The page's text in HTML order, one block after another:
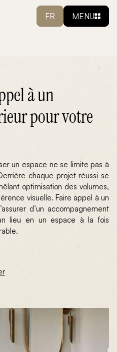
FR MENU
à un
pour votre
un espace ne se limite pas à
chaque projet réussi se
optimisation des volumes,
visuelle. Faire appel à un
d’un accompagnement
lieu en un espace à la fois